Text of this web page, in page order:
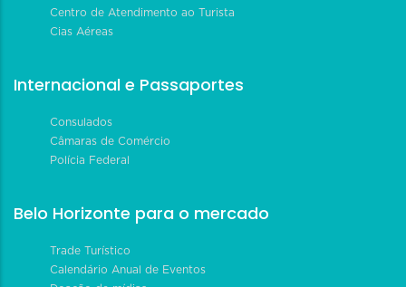
Centro de Atendimento ao Turista
Cias Aéreas
Internacional e Passaportes
Consulados
Câmaras de Comércio
Polícia Federal
Belo Horizonte para o mercado
Trade Turístico
Calendário Anual de Eventos